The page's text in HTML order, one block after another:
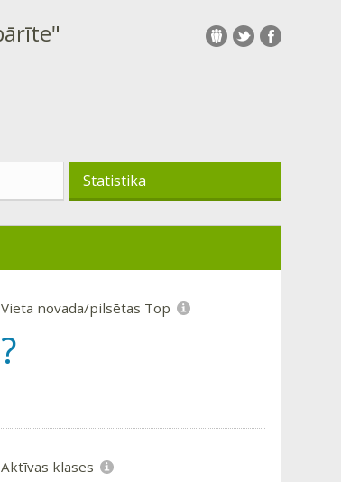
Statistika
Vieta novada/pilsētas Top
?
Aktīvas klases